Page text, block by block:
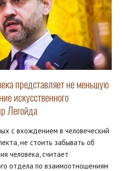
представляет не меньшую
искусственного
Легойда
с вхождением в человеческий
не стоить забывать об
человека, считает
отдела по взаимоотношениям